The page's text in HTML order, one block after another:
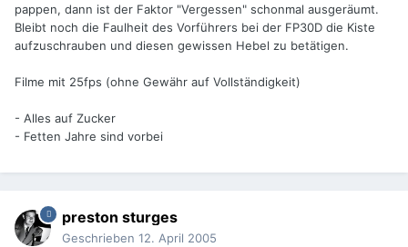
pappen, dann ist der Faktor "Vergessen" schonmal ausgeräumt.
Bleibt noch die Faulheit des Vorführers bei der FP30D die Kiste
aufzuschrauben und diesen gewissen Hebel zu betätigen.
Filme mit 25fps (ohne Gewähr auf Vollständigkeit)
- Alles auf Zucker
- Fetten Jahre sind vorbei
preston sturges
Geschrieben 12. April 2005